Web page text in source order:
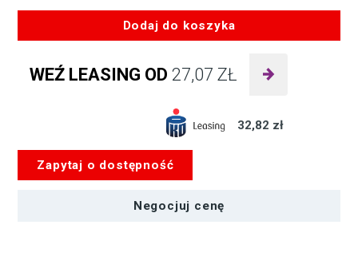
Dodaj do koszyka
Karta
SanDisk
512
WEŹ LEASING OD27,07ZŁ
32,82 zł
Zapytaj o dostępność
Negocjuj cenę